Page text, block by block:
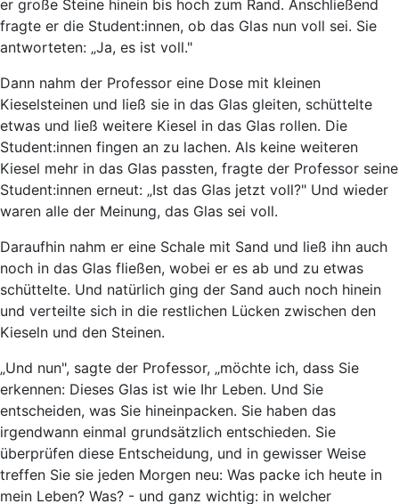
er große Steine hinein bis hoch zum Rand. Anschließend
fragte er die Student:innen, ob das Glas nun voll sei. Sie
antworteten: „Ja, es ist voll."
Dann nahm der Professor eine Dose mit kleinen
Kieselsteinen und ließ sie in das Glas gleiten, schüttelte
etwas und ließ weitere Kiesel in das Glas rollen. Die
Student:innen fingen an zu lachen. Als keine weiteren
Kiesel mehr in das Glas passten, fragte der Professor seine
Student:innen erneut: „Ist das Glas jetzt voll?" Und wieder
waren alle der Meinung, das Glas sei voll.
Daraufhin nahm er eine Schale mit Sand und ließ ihn auch
noch in das Glas fließen, wobei er es ab und zu etwas
schüttelte. Und natürlich ging der Sand auch noch hinein
und verteilte sich in die restlichen Lücken zwischen den
Kieseln und den Steinen.
„Und nun", sagte der Professor, „möchte ich, dass Sie
erkennen: Dieses Glas ist wie Ihr Leben. Und Sie
entscheiden, was Sie hineinpacken. Sie haben das
irgendwann einmal grundsätzlich entschieden. Sie
überprüfen diese Entscheidung, und in gewisser Weise
treffen Sie sie jeden Morgen neu: Was packe ich heute in
mein Leben? Was? - und ganz wichtig: in welcher